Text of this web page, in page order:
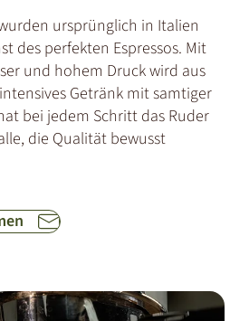
ursprünglich in Italien
des perfekten Espressos. Mit
und hohem Druck wird aus
Getränk mit samtiger
bei jedem Schritt das Ruder
die Qualität bewusst